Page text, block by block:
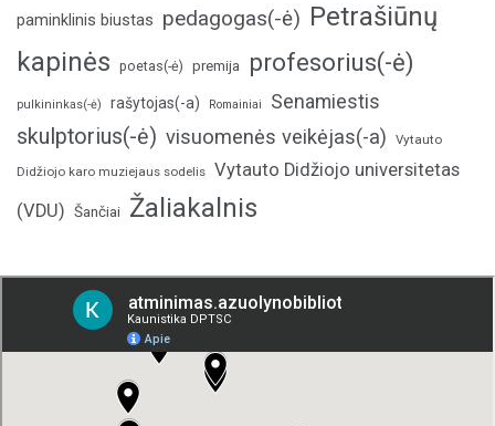
paminklinis biustas pedagogas(-ė) Petrašiūnų
kapinės poetas(-ė) premija profesorius(-ė)
pulkininkas(-ė) rašytojas(-a) Romainiai Senamiestis
skulptorius(-ė) visuomenės veikėjas(-a) Vytauto
Didžiojo karo muziejaus sodelis Vytauto Didžiojo universitetas
(VDU) Šančiai Žaliakalnis